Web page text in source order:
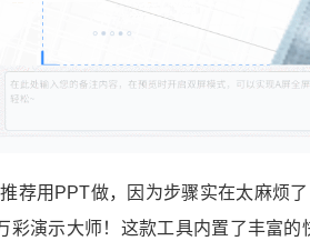
荐用PPT做，因为步骤实在太麻烦
演示大师！这款工具内置了丰富的